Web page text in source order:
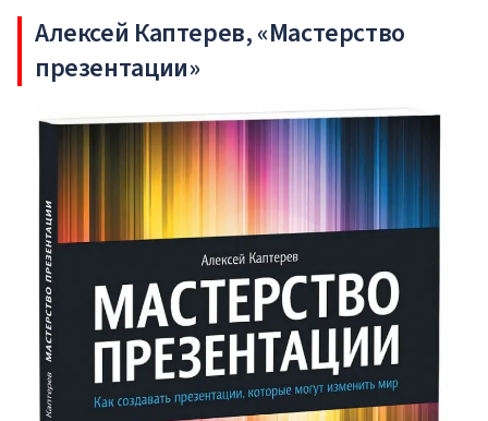
Алексей Каптерев, «Мастерство
презентации»